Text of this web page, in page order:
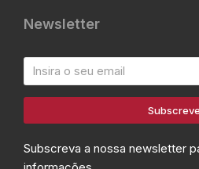
Newsletter
Subscreva a nossa newsletter